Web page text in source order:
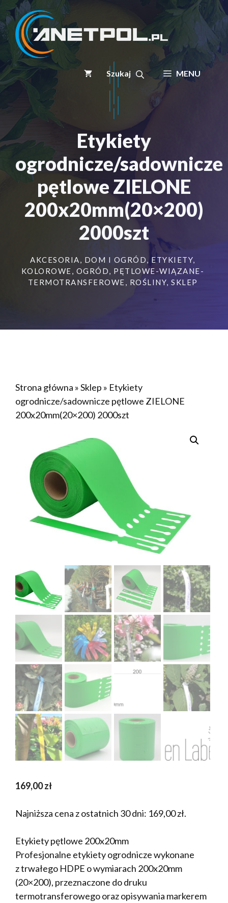
Przejdź
do
treści
MENU
Etykiety
ogrodnicze/sadownicze
pętlowe ZIELONE
200x20mm(20×200)
2000szt
AKCESORIA, DOM I OGRÓD, ETYKIETY,
KOLOROWE, OGRÓD, PĘTLOWE-WIĄZANE-
TERMOTRANSFEROWE, ROŚLINY, SKLEP
Strona główna »Sklep » Etykiety
ogrodnicze/sadownicze pętlowe ZIELONE
200x20mm(20×200) 2000szt
169,00zł
Najniższa cena z ostatnich 30 dni: 169,00zł.
Etykiety pętlowe 200x20mm
Profesjonalne etykiety ogrodnicze wykonane
z trwałego HDPE o wymiarach 200x20mm
(20×200), przeznaczone do druku
termotransferowego oraz opisywania markerem